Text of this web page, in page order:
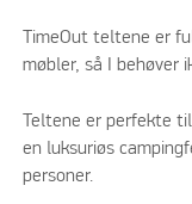
TimeOut teltene er
møbler, så I behøver
Teltene er perfekte
en luksuriøs
personer.